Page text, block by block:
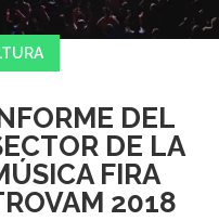
DEL
DE LA
FIRA
2018